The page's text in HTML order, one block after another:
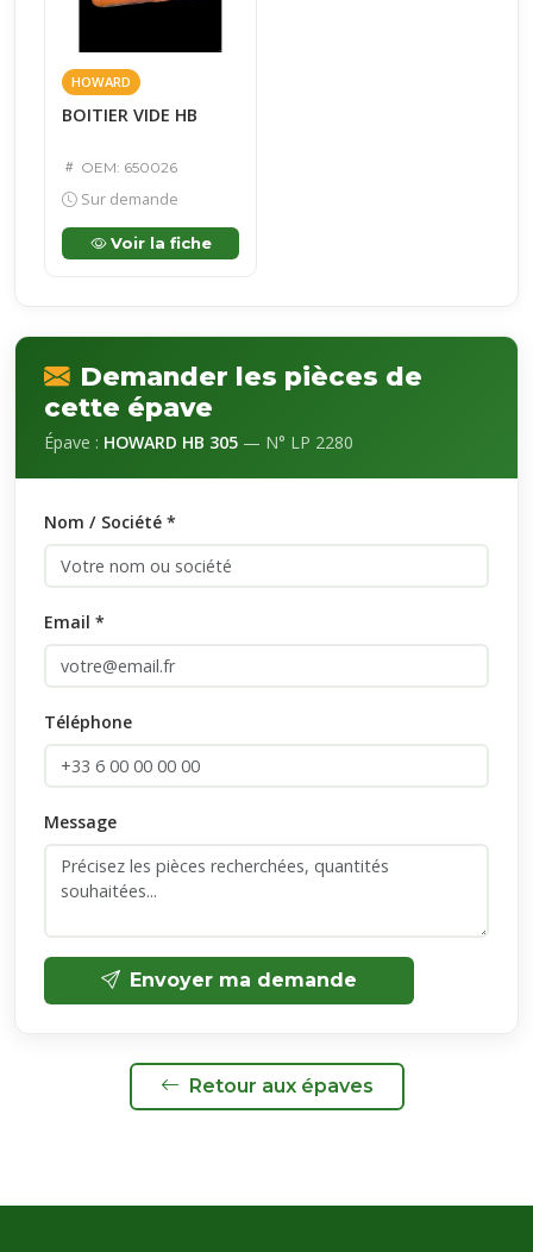
HOWARD
BOITIER VIDE HB
OEM: 650026
Sur demande
Voir la fiche
Demander les pièces de
cette épave
Épave : HOWARD HB 305 — N° LP 2280
Nom / Société *
Email *
Téléphone
Message
Envoyer ma demande
Retour aux épaves